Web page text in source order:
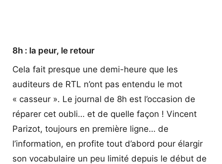
8h : la peur, le retour
Cela fait presque une demi-heure que les
auditeurs de RTL n’ont pas entendu le mot
« casseur ». Le journal de 8h est l’occasion de
réparer cet oubli… et de quelle façon ! Vincent
Parizot, toujours en première ligne… de
l’information, en profite tout d’abord pour élargir
son vocabulaire un peu limité depuis le début de